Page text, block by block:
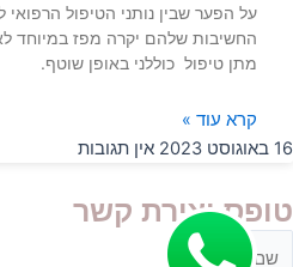
על הפער שבין נותני הטיפול הרפואי
החשיבות שלהם יקרה מפז במיוחד
מתן טיפול כוללני באופן שוטף.
קרא עוד »
16 באוגוסט 2023
אין תגובות
טופס יצירת קשר
אימייל